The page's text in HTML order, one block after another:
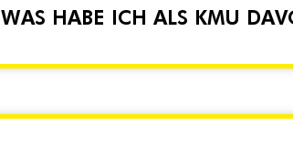
WAS HABE ICH ALS KMU